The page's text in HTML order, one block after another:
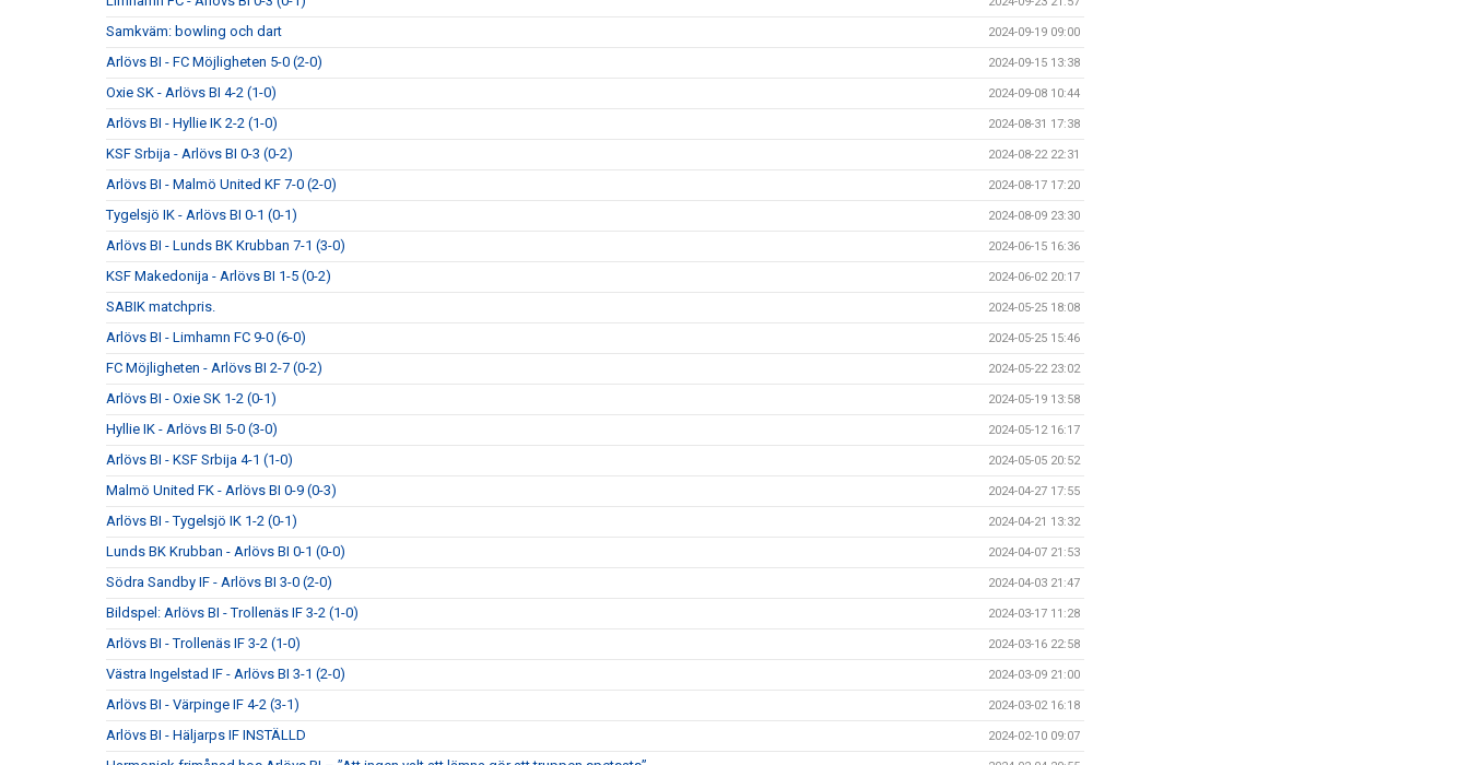
Samkväm: bowling och dart 2024-09-19 09:00
Arlövs BI - FC Möjligheten 5-0 (2-0) 2024-09-15 13:38
Oxie SK - Arlövs BI 4-2 (1-0) 2024-09-08 10:44
Arlövs BI - Hyllie IK 2-2 (1-0) 2024-08-31 17:38
KSF Srbija - Arlövs BI 0-3 (0-2) 2024-08-22 22:31
Arlövs BI - Malmö United KF 7-0 (2-0) 2024-08-17 17:20
Tygelsjö IK - Arlövs BI 0-1 (0-1) 2024-08-09 23:30
Arlövs BI - Lunds BK Krubban 7-1 (3-0) 2024-06-15 16:36
KSF Makedonija - Arlövs BI 1-5 (0-2) 2024-06-02 20:17
SABIK matchpris. 2024-05-25 18:08
Arlövs BI - Limhamn FC 9-0 (6-0) 2024-05-25 15:46
FC Möjligheten - Arlövs BI 2-7 (0-2) 2024-05-22 23:02
Arlövs BI - Oxie SK 1-2 (0-1) 2024-05-19 13:58
Hyllie IK - Arlövs BI 5-0 (3-0) 2024-05-12 16:17
Arlövs BI - KSF Srbija 4-1 (1-0) 2024-05-05 20:52
Malmö United FK - Arlövs BI 0-9 (0-3) 2024-04-27 17:55
Arlövs BI - Tygelsjö IK 1-2 (0-1) 2024-04-21 13:32
Lunds BK Krubban - Arlövs BI 0-1 (0-0) 2024-04-07 21:53
Södra Sandby IF - Arlövs BI 3-0 (2-0) 2024-04-03 21:47
Bildspel: Arlövs BI - Trollenäs IF 3-2 (1-0) 2024-03-17 11:28
Arlövs BI - Trollenäs IF 3-2 (1-0) 2024-03-16 22:58
Västra Ingelstad IF - Arlövs BI 3-1 (2-0) 2024-03-09 21:00
Arlövs BI - Värpinge IF 4-2 (3-1) 2024-03-02 16:18
Arlövs BI - Häljarps IF INSTÄLLD 2024-02-10 09:07